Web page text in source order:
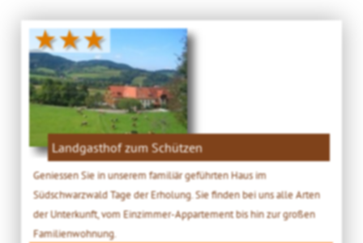
★★★
Landgasthof zum Schützen
Geniessen Sie in unserem familiär geführten Haus im
Südschwarzwald Tage der Erholung. Sie finden bei uns alle Arten
der Unterkunft, vom Einzimmer-Appartement bis hin zur großen
Familienwohnung.